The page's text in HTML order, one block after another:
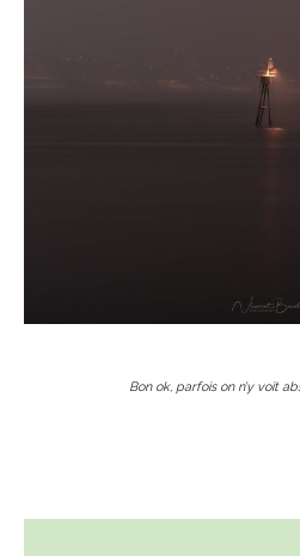
Bon ok, parfois on n’y voit